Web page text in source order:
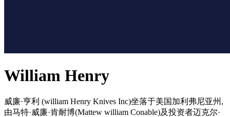
William Henry
威廉·亨利 (william Henry Knives Inc)坐落于美国加利弗尼亚州,
由马特·威廉·肯耐博(Mattew william Conable)及投资者迈克尔·